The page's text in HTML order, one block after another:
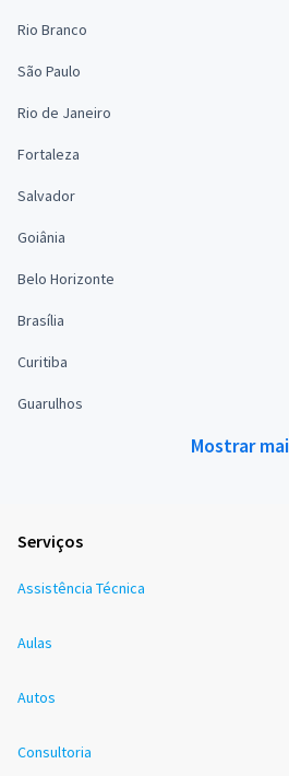
Rio Branco
São Paulo
Rio de Janeiro
Fortaleza
Salvador
Goiânia
Belo Horizonte
Brasília
Curitiba
Guarulhos
Mostrar
Serviços
Assistência Técnica
Aulas
Autos
Consultoria